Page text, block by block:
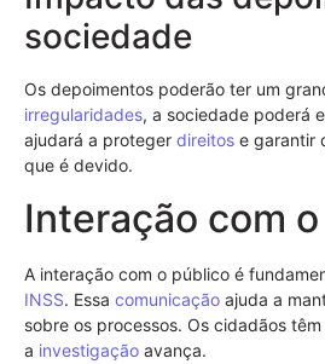
sociedade
Os depoimentos poderão ter um
irregularidades, a sociedade poderá
ajudará a proteger direitos e garantir
que é devido.
Interação com
A interação com o público é
INSS. Essa comunicação ajuda a
sobre os processos. Os cidadãos têm
a investigação avança.